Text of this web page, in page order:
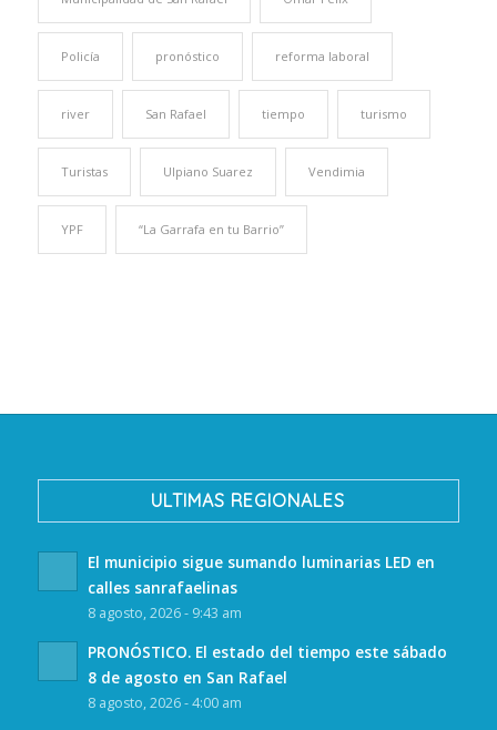
Policía pronóstico reforma laboral
river San Rafael tiempo turismo
Turistas Ulpiano Suarez Vendimia
YPF “La Garrafa en tu Barrio”
ULTIMAS REGIONALES
El municipio sigue sumando luminarias LED en
calles sanrafaelinas
8 agosto, 2026 - 9:43 am
PRONÓSTICO. El estado del tiempo este sábado
8 de agosto en San Rafael
8 agosto, 2026 - 4:00 am